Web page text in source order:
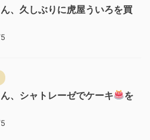
、久しぶりに虎屋ういろを買
、シャトレーゼでケーキ
を